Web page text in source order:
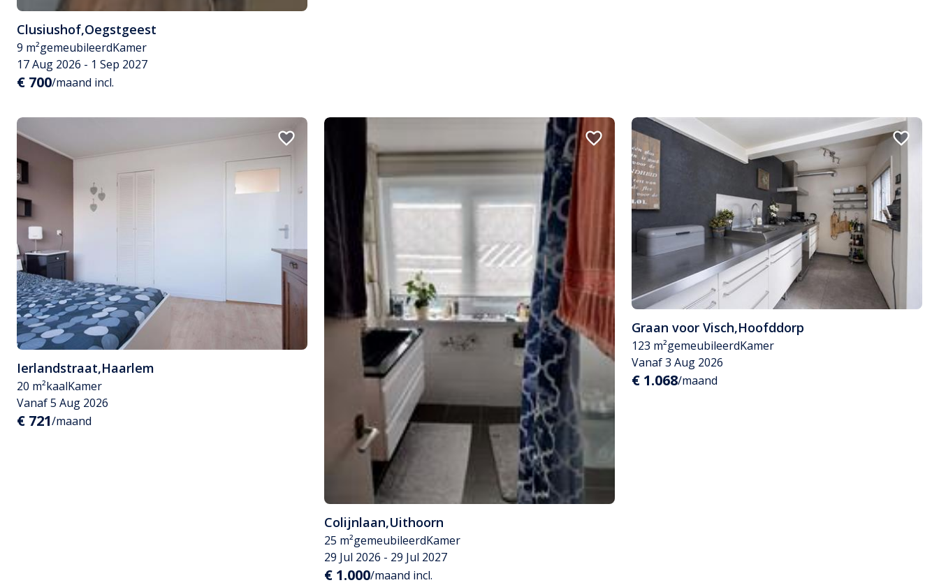
Clusiushof,Oegstgeest
9 m²gemeubileerdKamer
17 Aug 2026 - 1 Sep 2027
€ 700/maand incl.
Ierlandstraat,Haarlem
20 m²kaalKamer
Vanaf 5 Aug 2026
€ 721/maand
Colijnlaan,Uithoorn
25 m²gemeubileerdKamer
29 Jul 2026 - 29 Jul 2027
€ 1.000/maand incl.
Graan voor Visch,Hoofddorp
123 m²gemeubileerdKamer
Vanaf 3 Aug 2026
€ 1.068/maand